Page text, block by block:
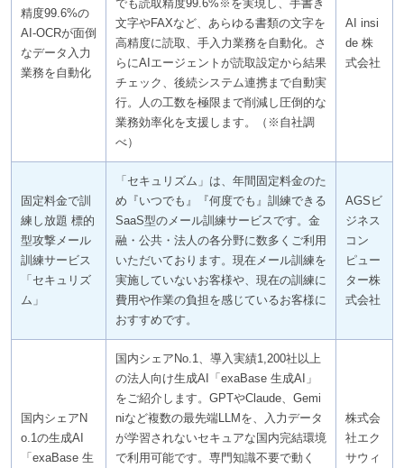
精度99.6%の
AI-OCRが面倒
なデータ入力
業務を自動化
でも読取精度99.6%※を実現し、手書き
文字やFAXなど、あらゆる書類の文字を
高精度に読取、手入力業務を自動化。さ
らにAIエージェントが読取設定から結果
チェック、後続システム連携まで自動実
行。人の工数を極限まで削減し圧倒的な
業務効率化を支援します。（※自社調
べ）
AI insi
de 株
式会社
固定料金で訓
練し放題 標的
型攻撃メール
訓練サービス
「セキュリズ
ム」
「セキュリズム」は、年間固定料金のた
め『いつでも』『何度でも』訓練できる
SaaS型のメール訓練サービスです。金
融・公共・法人の各分野に数多くご利用
いただいております。現在メール訓練を
実施していないお客様や、現在の訓練に
費用や作業の負担を感じているお客様に
おすすめです。
AGSビ
ジネス
コン
ピュー
ター株
式会社
国内シェアN
o.1の生成AI
「exaBase 生
国内シェアNo.1、導入実績1,200社以上
の法人向け生成AI「exaBase 生成AI」
をご紹介します。GPTやClaude、Gemi
niなど複数の最先端LLMを、入力データ
が学習されないセキュアな国内完結環境
で利用可能です。専門知識不要で動く
株式会
社エク
サウィ